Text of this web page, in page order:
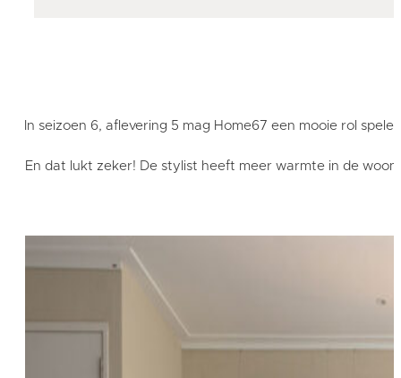
In seizoen 6, aflevering 5 mag Home67 een mooie rol
En dat lukt zeker! De stylist heeft meer warmte in de